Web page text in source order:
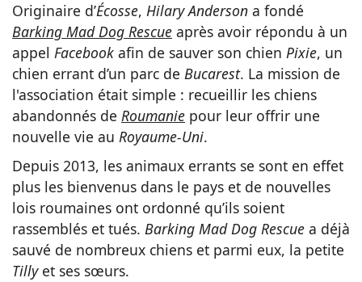
Originaire d’Écosse, Hilary Anderson a fondé
Barking Mad Dog Rescue après avoir répondu à un
appel Facebook afin de sauver son chien Pixie, un
chien errant d’un parc de Bucarest. La mission de
l'association était simple : recueillir les chiens
abandonnés de Roumanie pour leur offrir une
nouvelle vie au Royaume-Uni.
Depuis 2013, les animaux errants se sont en effet
plus les bienvenus dans le pays et de nouvelles
lois roumaines ont ordonné qu’ils soient
rassemblés et tués. Barking Mad Dog Rescue a déjà
sauvé de nombreux chiens et parmi eux, la petite
Tilly et ses sœurs.